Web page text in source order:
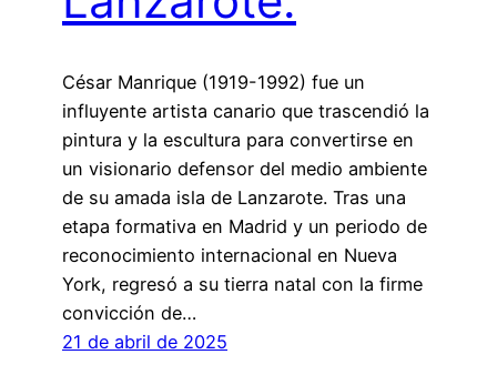
César Manrique (1919-1992) fue un
influyente artista canario que trascendió la
pintura y la escultura para convertirse en
un visionario defensor del medio ambiente
de su amada isla de Lanzarote. Tras una
etapa formativa en Madrid y un periodo de
reconocimiento internacional en Nueva
York, regresó a su tierra natal con la firme
convicción de…
21 de abril de 2025